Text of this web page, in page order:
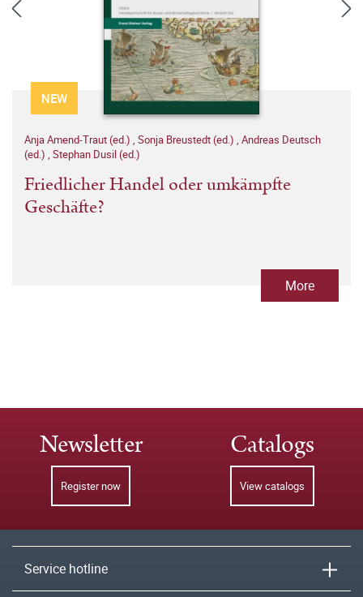
NEW
Anja Amend-Traut (ed.) , Sonja Breustedt (ed.) , Andreas Deutsch
(ed.) , Stephan Dusil (ed.)
Friedlicher Handel oder umkämpfte
Geschäfte?
More
Newsletter
Register now
Catalogs
View catalogs
Service hotline